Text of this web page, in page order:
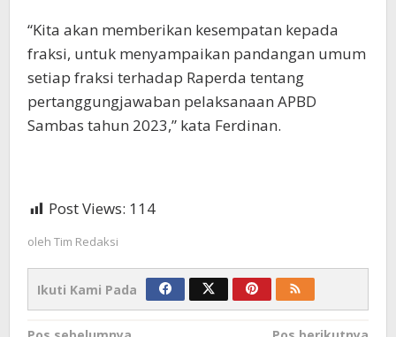
“Kita akan memberikan kesempatan kepada
fraksi, untuk menyampaikan pandangan umum
setiap fraksi terhadap Raperda tentang
pertanggungjawaban pelaksanaan APBD
Sambas tahun 2023,” kata Ferdinan.
Post Views: 114
oleh Tim Redaksi
Ikuti Kami Pada